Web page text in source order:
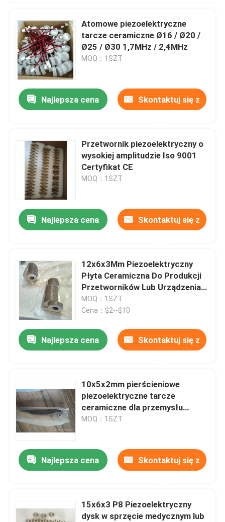
Produkty
Atomowe piezoelektryczne
tarcze ceramiczne Ø16 / Ø20 /
Ø25 / Ø30 1,7MHz / 2,4MHz
MOQ：1SZT
Najlepsza cena Skontaktuj się z
Przetwornik piezoelektryczny o
wysokiej amplitudzie Iso 9001
Certyfikat CE
MOQ：1SZT
Najlepsza cena Skontaktuj się z
12x6x3Mm Piezoelektryczny
Płyta Ceramiczna Do Produkcji
Przetworników Lub Urządzenia
Kosmetycznego
MOQ：1SZT
Cena：$2--$10
Najlepsza cena Skontaktuj się z
10x5x2mm pierścieniowe
piezoelektryczne tarcze
ceramiczne dla przemysłu
kosmetycznego, materiał P4 P5
MOQ：1SZT
Najlepsza cena Skontaktuj się z
15x6x3 P8 Piezoelektryczny
dysk w sprzęcie medycznym lub